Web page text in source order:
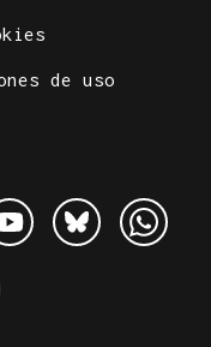
de uso